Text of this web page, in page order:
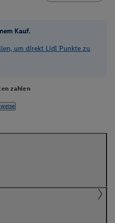
Kauf.
um direkt Lidl Punkte zu
zahlen